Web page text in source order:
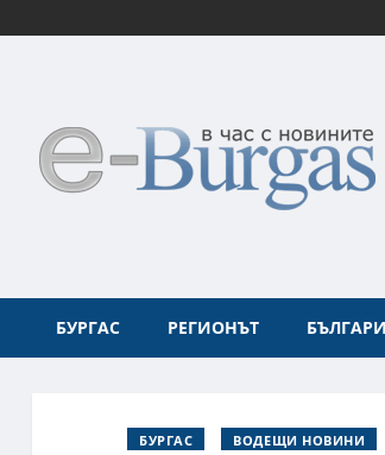
БУРГАС РЕГИОНЪТ
БУРГАС ВОДЕЩИ НОВИНИ